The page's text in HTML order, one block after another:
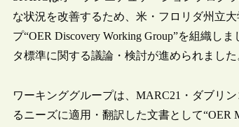
な状況を改善するため、米・フロリダ州立
プ“OER Discovery Working Group”を組織し
タ標準に関する議論・検討が進められました
ワーキンググループは、MARC21・ダブリ
るニーズに適用・翻訳した文書として“OER